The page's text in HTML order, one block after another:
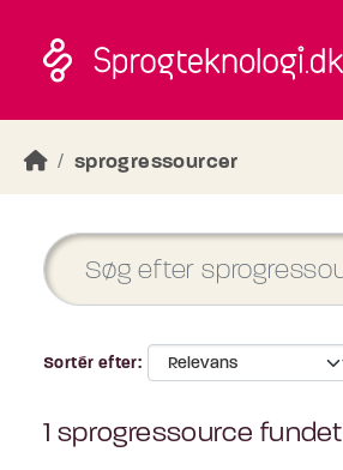
sprogressourcer
Sortér efter
1 sprogressource fundet